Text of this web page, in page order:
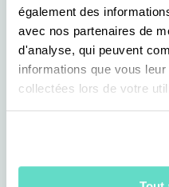
également des
avec nos partenaires de
d'analyse, qui peuvent
informations que vous
collectées lors de votre